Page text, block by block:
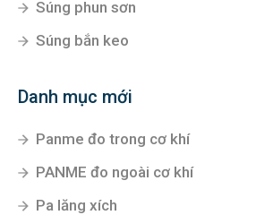
Súng phun sơn
Súng bắn keo
Danh mục mới
Panme đo trong cơ khí
PANME đo ngoài cơ khí
Pa lăng xích